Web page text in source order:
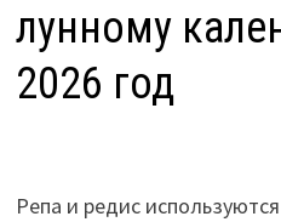
лунному
2026 год
Репа и редис